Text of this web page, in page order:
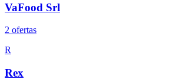
VaFood Srl
2 ofertas
R
Rex